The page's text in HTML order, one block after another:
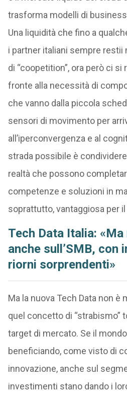
trasforma modelli di
Una liquidità che fino a
i partner italiani sempre restii
di “coopetition”, ora però ci
fronte alla necessità di
che vanno dalla piccola
sensori di movimento per
all’iperconvergenza e al
strada possibile è
realtà che possono
competenze e soluzioni in
soprattutto, vantaggiosa per
Tech Data Italia:
anche sull’SMB, con
riorni sorprendenti»
Ma la nuova Tech Data non è
quel concetto di “strabismo”
target di mercato. Se il
beneficiando, come visto di
innovazione, anche sul
investimenti stano dando i